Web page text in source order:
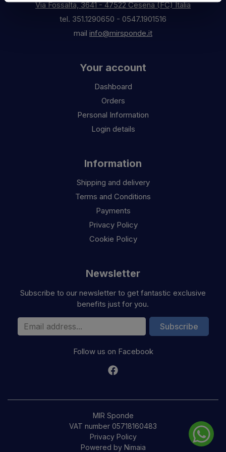
Via Fossalta, 3641 - 47522 Cesena (FC) Italia
tel. 351.1290650 - 0547.1901516
mail info@mirsponde.it
Your account
Dashboard
Orders
Personal Information
Login details
Information
Shipping and delivery
Terms and Conditions
Payments
Privacy Policy
Cookie Policy
Newsletter
Subscribe to our newsletter to get fantastic exclusive
benefits just for you.
Email Address Subscribe
Follow us on Facebook
MIR Sponde
VAT number 05718160483
Privacy Policy
Powered by Nimaia